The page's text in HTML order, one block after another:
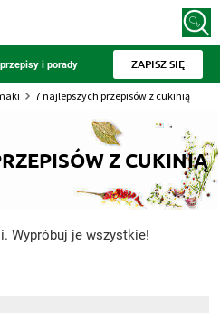
i porady ZAPISZ SIĘ
7 najlepszych przepisów z cukinią
Z CUKINIĄ
Wypróbuj je wszystkie!